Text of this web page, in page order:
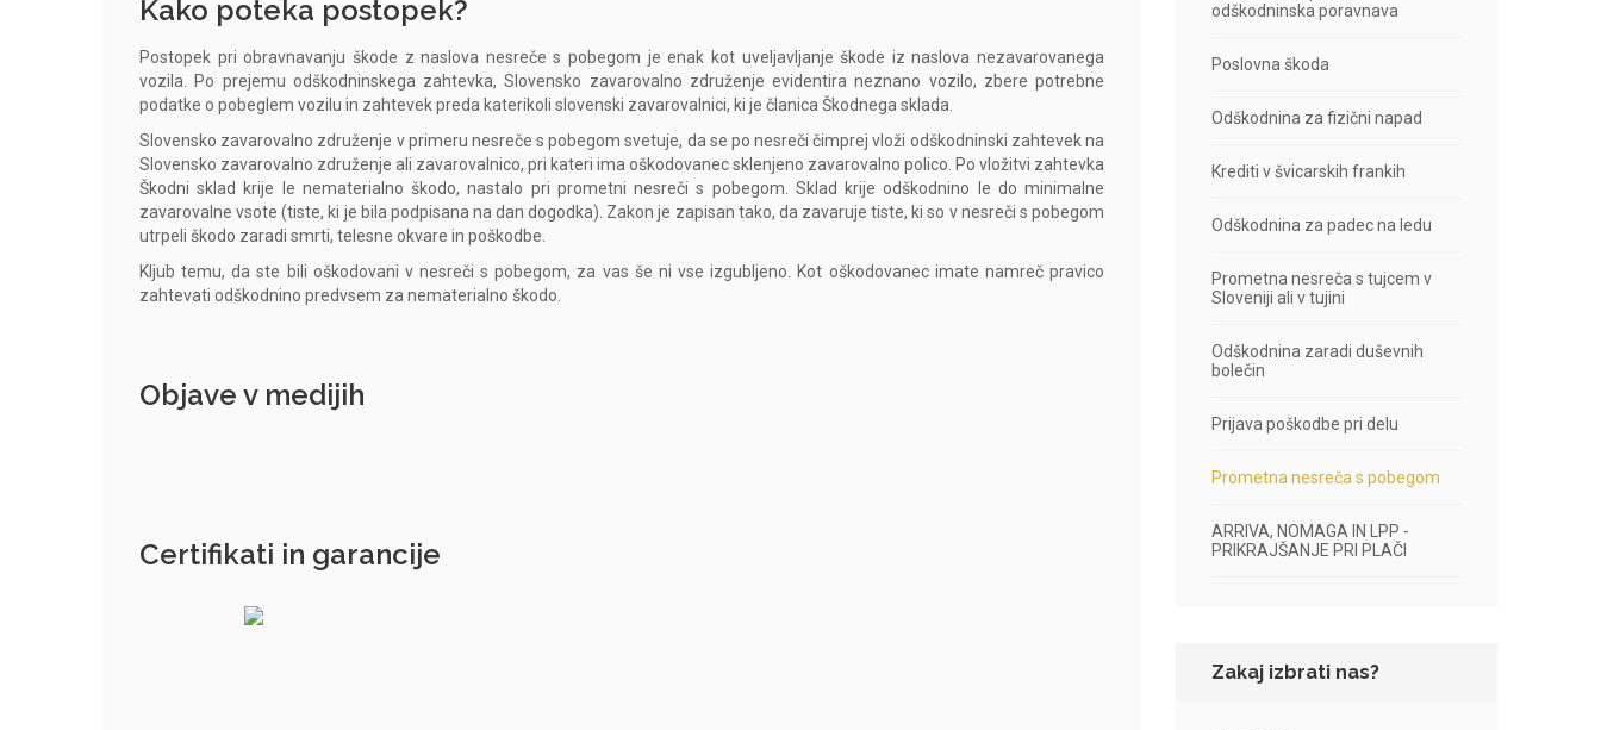
Kako poteka postopek?
Postopek pri obravnavanju škode z naslova nesreče s pobegom je enak kot uveljavljanje škode iz naslova nezavarovanega
vozila. Po prejemu odškodninskega zahtevka, Slovensko zavarovalno združenje evidentira neznano vozilo, zbere potrebne
podatke o pobeglem vozilu in zahtevek preda katerikoli slovenski zavarovalnici, ki je članica Škodnega sklada.
Slovensko zavarovalno združenje v primeru nesreče s pobegom svetuje, da se po nesreči čimprej vloži odškodninski zahtevek na
Slovensko zavarovalno združenje ali zavarovalnico, pri kateri ima oškodovanec sklenjeno zavarovalno polico. Po vložitvi zahtevka
Škodni sklad krije le nematerialno škodo, nastalo pri prometni nesreči s pobegom. Sklad krije odškodnino le do minimalne
zavarovalne vsote (tiste, ki je bila podpisana na dan dogodka). Zakon je zapisan tako, da zavaruje tiste, ki so v nesreči s pobegom
utrpeli škodo zaradi smrti, telesne okvare in poškodbe.
Kljub temu, da ste bili oškodovani v nesreči s pobegom, za vas še ni vse izgubljeno. Kot oškodovanec imate namreč pravico
zahtevati odškodnino predvsem za nematerialno škodo.
Objave v medijih
Certifikati in garancije
odškodninska poravnava
Poslovna škoda
Odškodnina za fizični napad
Krediti v švicarskih frankih
Odškodnina za padec na ledu
Prometna nesreča s tujcem v
Sloveniji ali v tujini
Odškodnina zaradi duševnih
bolečin
Prijava poškodbe pri delu
Prometna nesreča s pobegom
ARRIVA, NOMAGA IN LPP -
PRIKRAJŠANJE PRI PLAČI
Zakaj izbrati nas?